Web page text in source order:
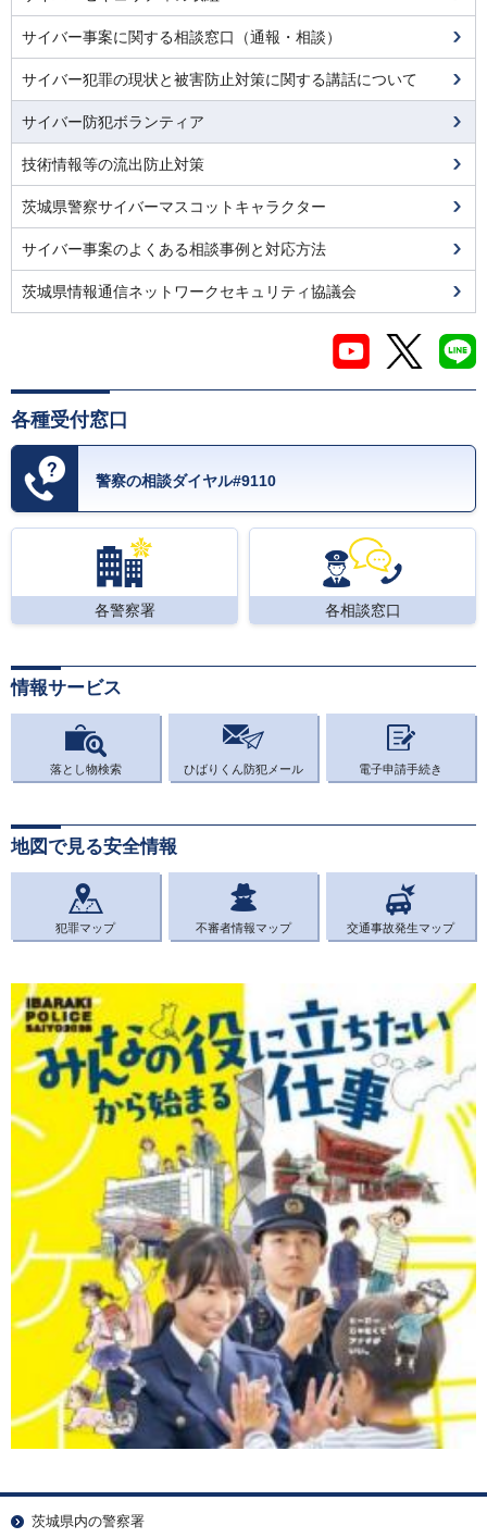
サイバー事案に関する相談窓口（通報・相談）
サイバー犯罪の現状と被害防止対策に関する講話について
サイバー防犯ボランティア
技術情報等の流出防止対策
茨城県警察サイバーマスコットキャラクター
サイバー事案のよくある相談事例と対応方法
茨城県情報通信ネットワークセキュリティ協議会
各種受付窓口
警察の相談ダイヤル#9110
各警察署 各相談窓口
情報サービス
落とし物検索 ひばりくん防犯メール 電子申請手続き
地図で見る安全情報
犯罪マップ 不審者情報マップ 交通事故発生マップ
茨城県内の警察署